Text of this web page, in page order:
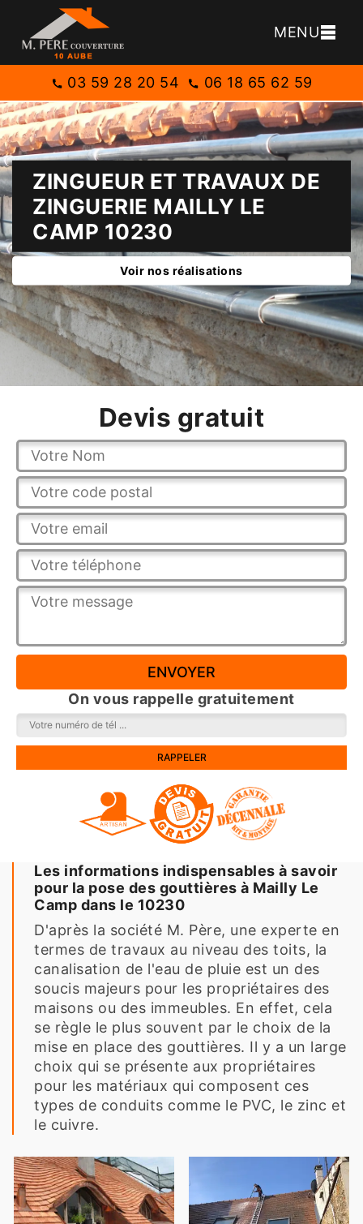
MENU
03 59 28 20 54 06 18 65 62 59
ZINGUEUR ET TRAVAUX DE
ZINGUERIE MAILLY LE
CAMP 10230
Voir nos réalisations
Devis gratuit
On vous rappelle gratuitement
Les informations indispensables à savoir
pour la pose des gouttières à Mailly Le
Camp dans le 10230
D'après la société M. Père, une experte en
termes de travaux au niveau des toits, la
canalisation de l'eau de pluie est un des
soucis majeurs pour les propriétaires des
maisons ou des immeubles. En effet, cela
se règle le plus souvent par le choix de la
mise en place des gouttières. Il y a un large
choix qui se présente aux propriétaires
pour les matériaux qui composent ces
types de conduits comme le PVC, le zinc et
le cuivre.